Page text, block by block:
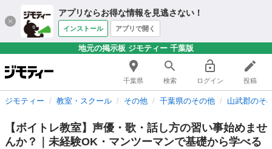
アプリならお得な情報を見逃さない！
インストール アプリで開く
地元の掲示板 ジモティー 千葉版
千葉県 検索 ログイン 投稿
ジモティー 教室・スクール その他 千葉県のその他 山武郡のそ
【ボイトレ教室】声優・歌・話し方の習い事始めませ
んか？｜未経験OK・マンツーマンで基礎から学べる